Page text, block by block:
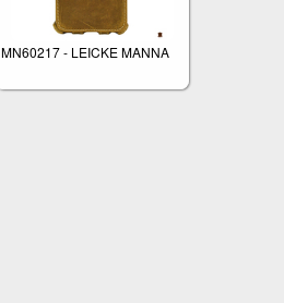
MN60217 - LEICKE MANNA